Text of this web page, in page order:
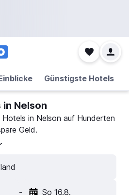
Günstigste Hotels
Nelson
in Nelson auf Hunderten
Geld.
- So 16.8.